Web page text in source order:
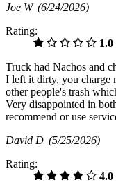
Joe W (6/24/2026)
Rating:
1.0
Truck had Nachos and
I left it dirty, you charge
other people's trash
Very disappointed in
recommend or use
David D (5/25/2026)
Rating:
4.0